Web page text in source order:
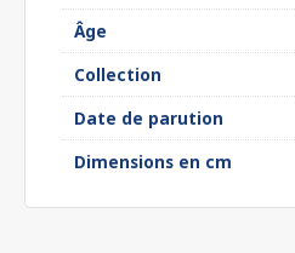
Âge
Collection
Date de parution
Dimensions en cm